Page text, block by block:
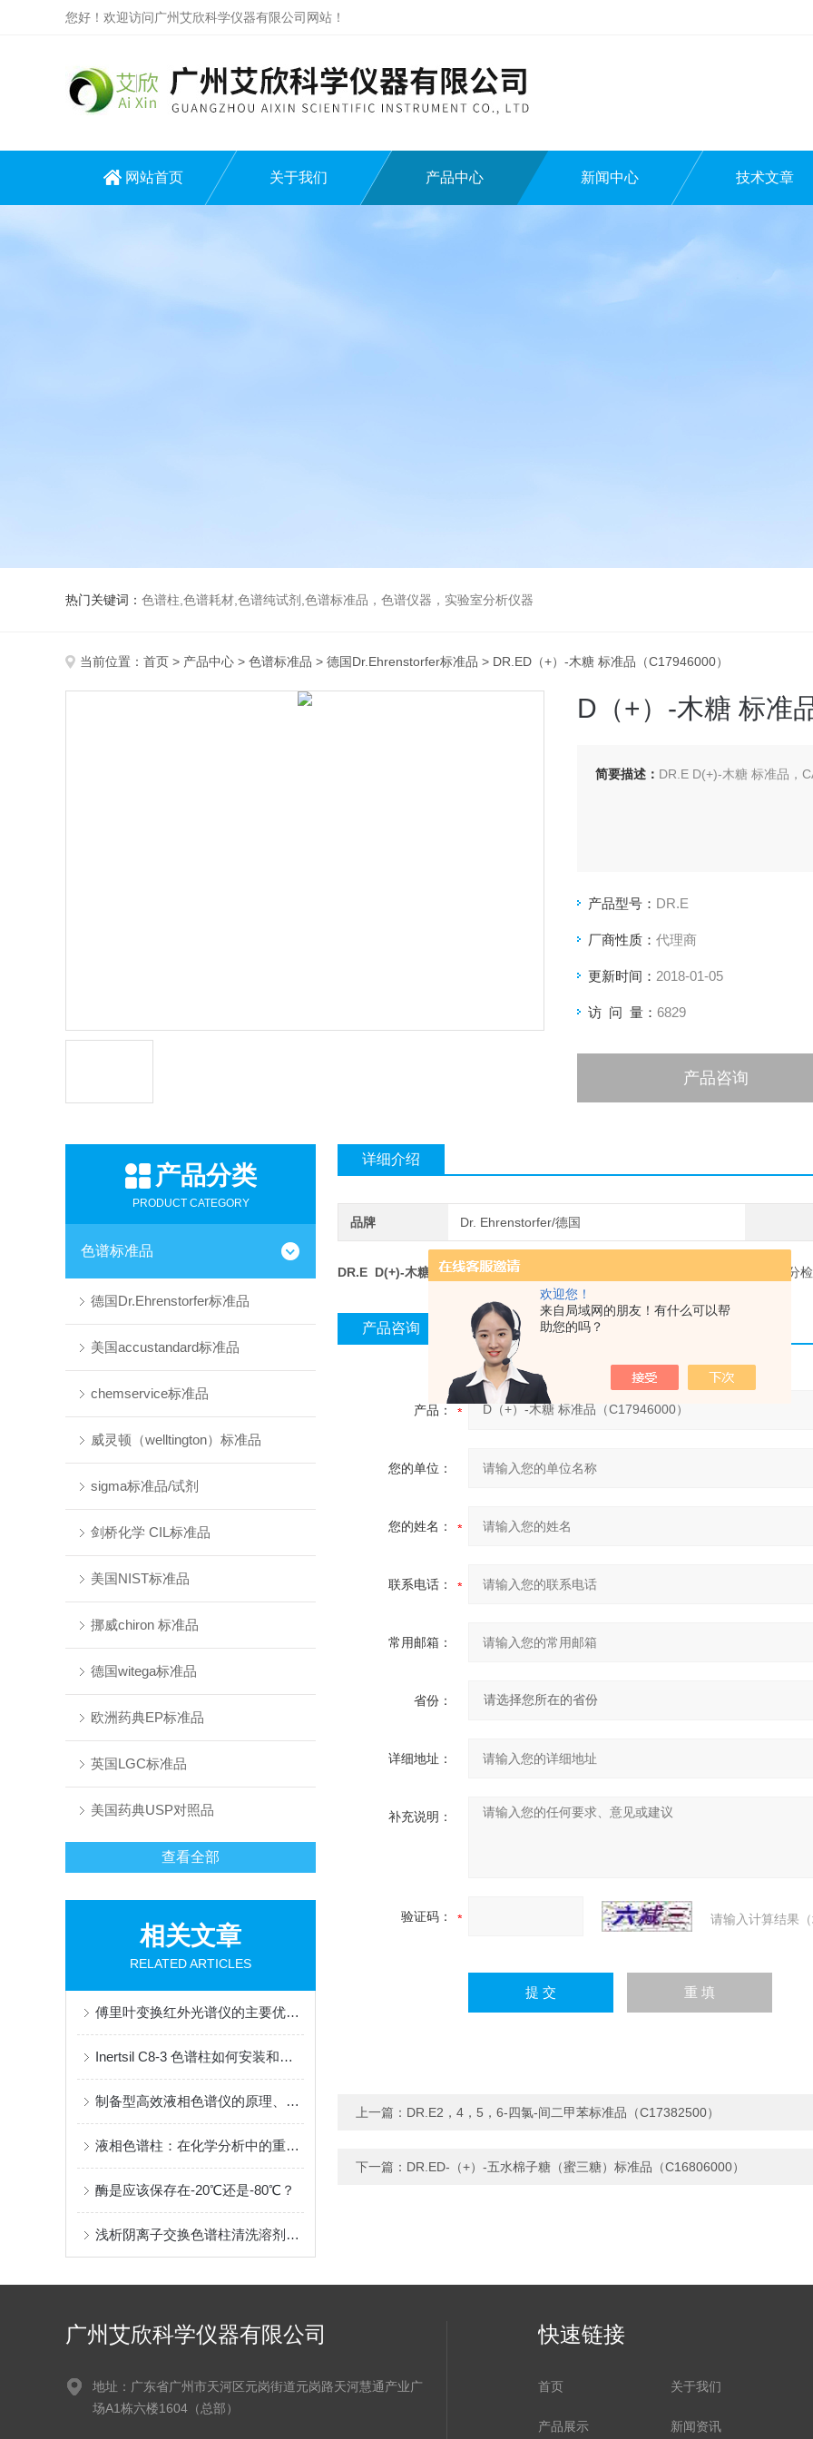
欢迎您！
来自局域网的朋友！有什么可以帮
助您的吗？
您好！欢迎访问广州艾欣科学仪器有限公司网站！
网站首页 关于我们 产品中心 新闻中心 技术文章
热门关键词： 色谱柱,色谱耗材,色谱纯试剂,色谱标准品，色谱仪器，实验室分析仪器
当前位置： 首页 > 产品中心 > 色谱标准品 > 德国Dr.Ehrenstorfer标准品 > DR.ED（+）-木糖 标准品（C17946000）
D（+）-木糖 标准
简要描述： DR.E D(+)-木糖 标准品，
产品型号： DR.E
厂商性质： 代理商
更新时间： 2018-01-05
访 问 量： 6829
产品咨询
产品分类
PRODUCT CATEGORY
色谱标准品
德国Dr.Ehrenstorfer标准品
美国accustandard标准品
chemservice标准品
威灵顿（welltington）标准品
sigma标准品/试剂
剑桥化学 CIL标准品
美国NIST标准品
挪威chiron 标准品
德国witega标准品
欧洲药典EP标准品
英国LGC标准品
美国药典USP对照品
查看全部
相关文章
RELATED ARTICLES
傅里叶变换红外光谱仪的主要优点讲述
Inertsil C8-3 色谱柱如何安装和使用呢？请看这
制备型高效液相色谱仪的原理、应用及使用要点
液相色谱柱：在化学分析中的重要作用
酶是应该保存在-20℃还是-80℃？
浅析阴离子交换色谱柱清洗溶剂的选择
详细介绍
品牌 Dr. Ehrenstorfer/德国
DR.E D(+)-木糖标准品，产品订货号： 。食品成分
产品咨询
产品：
您的单位：
您的姓名：
联系电话：
常用邮箱：
省份：
详细地址：
补充说明：
验证码： 请输入计算结果
上一篇： DR.E2，4，5，6-四氯-间二甲苯标准品（C17382500）
下一篇： DR.ED-（+）-五水棉子糖（蜜三糖）标准品（C16806000）
广州艾欣科学仪器有限公司
地址：广东省广州市天河区元岗街道元岗路天河慧通产业广
场A1栋六楼1604（总部）
快速链接
首页 关于我们
产品展示 新闻资讯